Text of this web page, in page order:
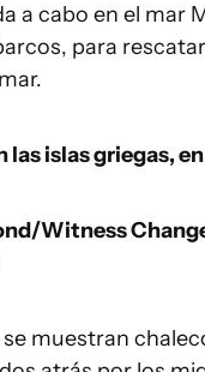
a cabo en el mar
para
las islas griegas,
Witness
muestran